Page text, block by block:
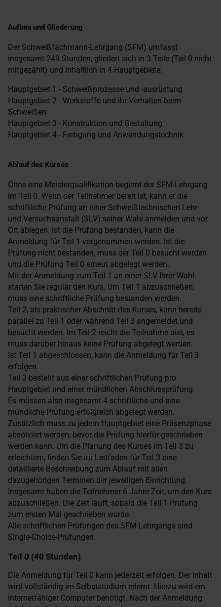
Aufbau und Gliederung
Der Schweißfachmann-Lehrgang (SFM) umfasst
insgesamt 249 Stunden, gliedert sich in 3 Teile (Teil 0 nicht
mitgezählt) und inhaltlich in 4 Hauptgebiete:
Hauptgebiet 1 - Schweißprozesse und -ausrüstung
Hauptgebiet 2 - Werkstoffe und ihr Verhalten beim
Schweißen
Hauptgebiet 3 - Konstruktion und Gestaltung
Hauptgebiet 4 - Fertigung und Anwendungstechnik
Ablauf des Kurses
Ohne eine Meisterqualifikation beginnt der SFM-Lehrgang
im Teil 0. Wenn der Teilnehmer bereit ist, kann er die
schriftliche Prüfung an einer Schweißtechnischen Lehr-
und Versuchsanstalt (SLV) seiner Wahl anmelden und vor
Ort ablegen. Ist die Prüfung bestanden, kann die
Anmeldung für Teil 1 vorgenommen werden. Ist die
Prüfung nicht bestanden, muss der Teil 0 besucht werden
und die Prüfung Teil 0 erneut abgelegt werden.
Mit der Anmeldung zum Teil 1 an einer SLV Ihrer Wahl
starten Sie regulär den Kurs. Um Teil 1 abzuschließen,
muss eine schriftliche Prüfung bestanden werden.
Teil 2, als praktischer Abschnitt des Kurses, kann bereits
parallel zu Teil 1 oder während Teil 3 angemeldet und
besucht werden. Im Teil 2 reicht die Teilnahme aus, es
muss darüber hinaus keine Prüfung abgelegt werden.
Ist Teil 1 abgeschlossen, kann die Anmeldung für Teil 3
erfolgen.
Teil 3 besteht aus einer schriftlichen Prüfung pro
Hauptgebiet und einer mündlichen Abschlussprüfung.
Es müssen also insgesamt 4 schriftliche und eine
mündliche Prüfung erfolgreich abgelegt werden.
Zusätzlich muss zu jedem Hauptgebiet eine Präsenzphase
absolviert werden, bevor die Prüfung hierfür geschrieben
werden kann. Um die Planung des Kurses im Teil 3 zu
erleichtern, finden Sie im Leitfaden für Teil 3 eine
detaillierte Beschreibung zum Ablauf mit allen
dazugehörigen Terminen der jeweiligen Einrichtung.
Insgesamt haben die Teilnehmer 6 Jahre Zeit, um den Kurs
abzuschließen. Die Zeit läuft, sobald die Teil 1 Prüfung
zum ersten Mal geschrieben wurde.
Alle schriftlichen Prüfungen des SFM-Lehrgangs sind
Single-Choice-Prüfungen.
Teil 0 (40 Stunden)
Die Anmeldung für Teil 0 kann jederzeit erfolgen. Der Inhalt
wird vollständig im Selbststudium erlernt. Hierzu wird ein
internetfähiger Computer benötigt. Nach der Anmeldung